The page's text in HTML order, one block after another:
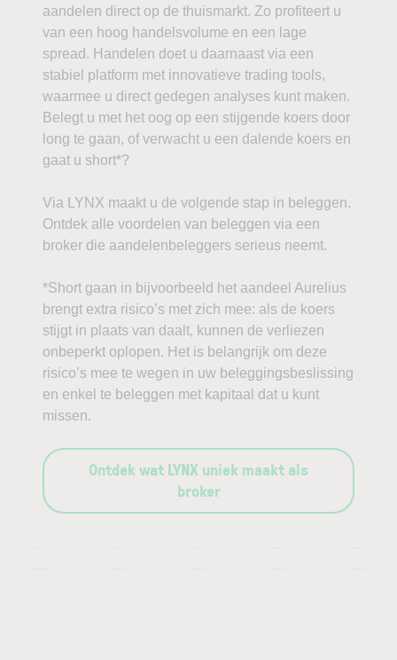
aandelen direct op de thuismarkt. Zo profiteert u
van een hoog handelsvolume en een lage
spread. Handelen doet u daarnaast via een
stabiel platform met innovatieve trading tools,
waarmee u direct gedegen analyses kunt maken.
Belegt u met het oog op een stijgende koers door
long te gaan, of verwacht u een dalende koers en
gaat u short*?
Via LYNX maakt u de volgende stap in beleggen.
Ontdek alle voordelen van beleggen via een
broker die aandelenbeleggers serieus neemt.
*Short gaan in bijvoorbeeld het aandeel Aurelius
brengt extra risico’s met zich mee: als de koers
stijgt in plaats van daalt, kunnen de verliezen
onbeperkt oplopen. Het is belangrijk om deze
risico’s mee te wegen in uw beleggingsbeslissing
en enkel te beleggen met kapitaal dat u kunt
missen.
Ontdek wat LYNX uniek maakt als
broker